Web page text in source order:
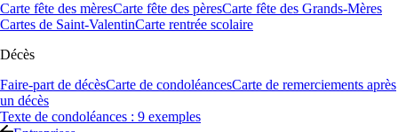
Carte fête des mèresCarte fête des pèresCarte fête des Grands-Mères
Cartes de Saint-ValentinCarte rentrée scolaire
Décès
Faire-part de décèsCarte de condoléancesCarte de remerciements après
un décès
Texte de condoléances : 9 exemples